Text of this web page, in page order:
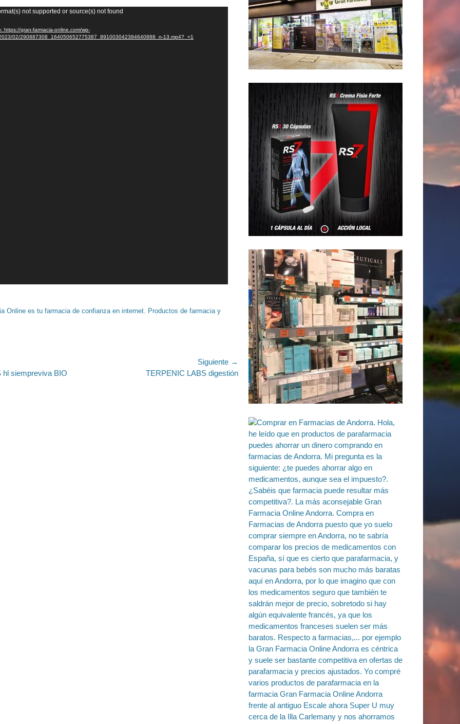
not supported or source(s) not found
https://gran-farmacia-online.com/wp-
02/290887308_164050652775387_891003042384640888_n-13.mp4?_=1
Online es tu farmacia de confianza en internet. Productos de farmacia y
siempreviva BIO
Siguiente →
TERPENIC LABS digestión